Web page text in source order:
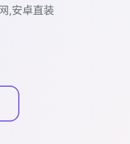
,安卓直装